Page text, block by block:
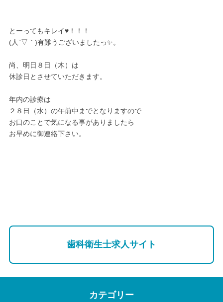
とーってもキレイ♥！！！
(人”▽｀)有難うございましたっ✨。
尚、明日８日（木）は
休診日とさせていただきます。
年内の診療は
２８日（水）の午前中までとなりますので
お口のことで気になる事がありましたら
お早めに御連絡下さい。
歯科衛生士求人サイト
カテゴリー